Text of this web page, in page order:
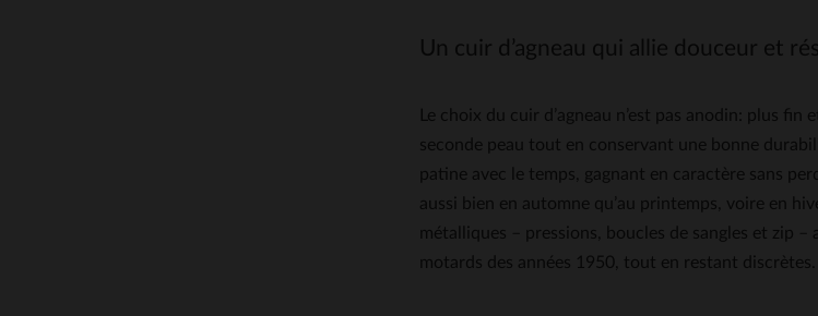
Un cuir d’agneau qui allie douceur et
Le choix du cuir d’agneau n’est pas anodin: plus
seconde peau tout en conservant une bonne
patine avec le temps, gagnant en caractère sans
aussi bien en automne qu’au printemps, voire en
métalliques – pressions, boucles de sangles et zip
motards des années 1950, tout en restant discrètes.